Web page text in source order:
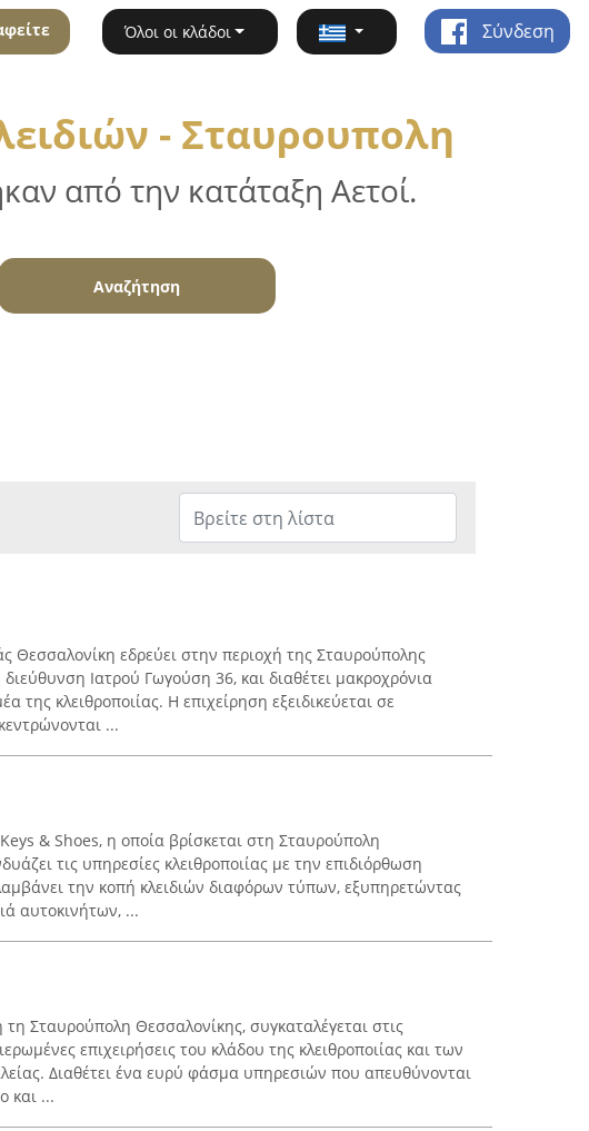
Όλοι οι κλάδοι Σύνδεση
- Σταυρουπολη
από την κατάταξη Αετοί.
Αναζήτηση
Θεσσαλονίκη εδρεύει στην περιοχή της Σταυρούπολης
Ιατρού Γωγούση 36, και διαθέτει μακροχρόνια
της κλειθροποιίας. Η επιχείρηση εξειδικεύεται σε
...
& Shoes, η οποία βρίσκεται στη Σταυρούπολη
τις υπηρεσίες κλειθροποιίας με την επιδιόρθωση
την κοπή κλειδιών διαφόρων τύπων, εξυπηρετώντας
αυτοκινήτων, ...
Σταυρούπολη Θεσσαλονίκης, συγκαταλέγεται στις
επιχειρήσεις του κλάδου της κλειθροποιίας και των
Διαθέτει ένα ευρύ φάσμα υπηρεσιών που απευθύνονται
και ...